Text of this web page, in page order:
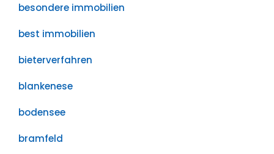
besondere immobilien
best immobilien
bieterverfahren
blankenese
bodensee
bramfeld